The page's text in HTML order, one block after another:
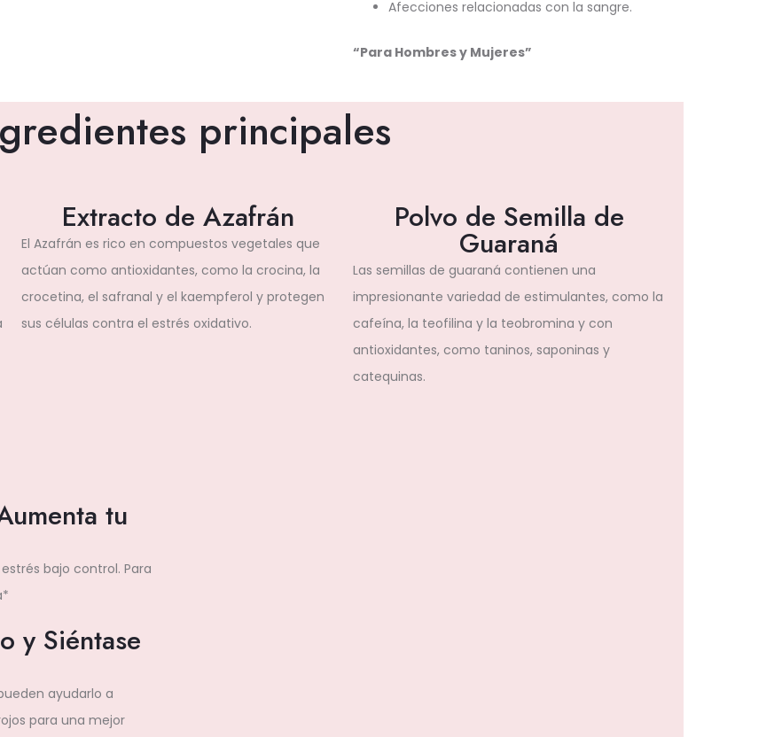
Afecciones relacionadas con la sangre.
“Para Hombres y Mujeres”
principales
Extracto de Azafrán
El Azafrán es rico en compuestos vegetales que
actúan como antioxidantes, como la crocina, la
crocetina, el safranal y el kaempferol y protegen
sus células contra el estrés oxidativo.
Polvo de Semilla de
Guaraná
Las semillas de guaraná contienen una
impresionante variedad de estimulantes, como la
cafeína, la teofilina y la teobromina y con
antioxidantes, como taninos, saponinas y
catequinas.
tu
bajo control. Para
y Siéntase
ayudarlo a
para una mejor